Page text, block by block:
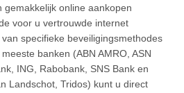
gemakkelijk online aankopen
voor u vertrouwde internet
specifieke beveiligingsmethodes
banken (ABN AMRO, ASN
ING, Rabobank, SNS Bank en
Landschot, Tridos) kunt u direct